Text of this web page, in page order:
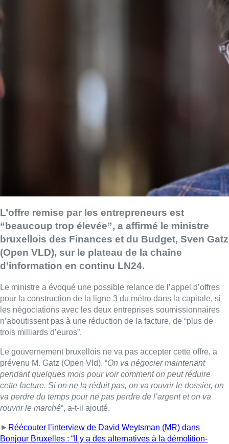
L’offre remise par les entrepreneurs est
“beaucoup trop élevée”, a affirmé le ministre
bruxellois des Finances et du Budget, Sven Gatz
(Open VLD), sur le plateau de la chaîne
d’information en continu LN24.
Le ministre a évoqué une possible relance de l’appel d’offres
pour la construction de la ligne 3 du métro dans la capitale, si
les négociations avec les deux entreprises soumissionnaires
n’aboutissent pas à une réduction de la facture, de “plus de
trois milliards d’euros”.
Le gouvernement bruxellois ne va pas accepter cette offre, a
prévenu M. Gatz (Open Vld). “On va négocier maintenant
pendant quelques mois pour voir comment on peut réduire
cette facture. Si on ne la réduit pas, on va rouvrir le dossier, on
va perdre du temps pour ne pas perdre de l’argent et on va
rouvrir le marché“, a-t-il ajouté.
► Réécouter l’interview de David Weytsman (MR) dans
Bonjour Bruxelles : “Il y a des alternatives à la démolition-